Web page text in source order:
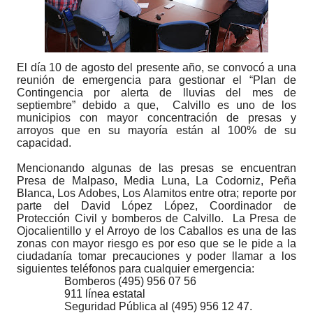
El día 10 de agosto del presente año, se convocó a una
reunión de emergencia para gestionar el “Plan de
Contingencia por alerta de lluvias del mes de
septiembre” debido a que, Calvillo es uno de los
municipios con mayor concentración de presas y
arroyos que en su mayoría están al 100% de su
capacidad.
Mencionando algunas de las presas se encuentran
Presa de Malpaso, Media Luna, La Codorniz, Peña
Blanca, Los Adobes, Los Alamitos entre otra; reporte por
parte del David López López, Coordinador de
Protección Civil y bomberos de Calvillo. La Presa de
Ojocalientillo y el Arroyo de los Caballos es una de las
zonas con mayor riesgo es por eso que se le pide a la
ciudadanía tomar precauciones y poder llamar a los
siguientes teléfonos para cualquier emergencia:
Bomberos (495) 956 07 56
911 línea estatal
Seguridad Pública al (495) 956 12 47.